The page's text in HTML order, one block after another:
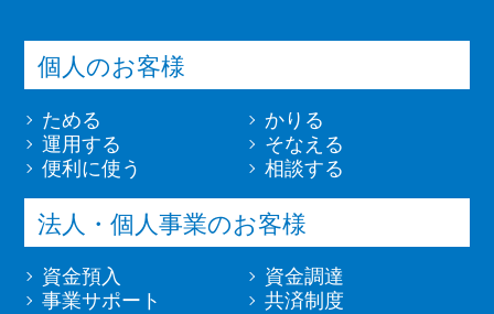
個人のお客様
ためる
かりる
運用する
そなえる
便利に使う
相談する
法人・個人事業のお客様
資金預入
資金調達
事業サポート
共済制度